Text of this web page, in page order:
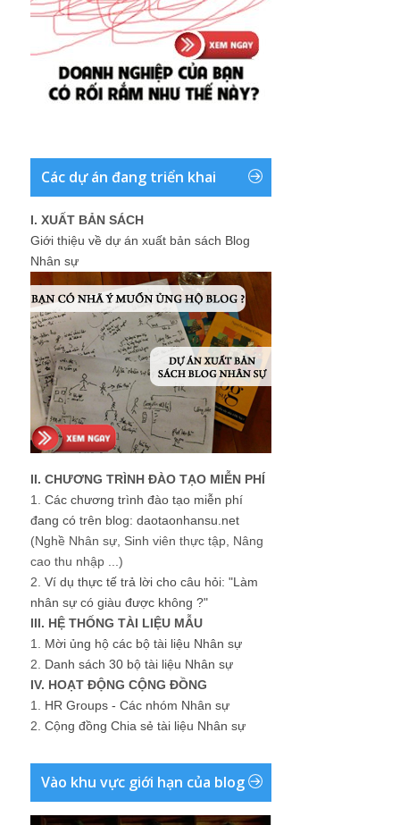
Các dự án đang triển khai
I. XUẤT BẢN SÁCH
Giới thiệu về dự án xuất bản sách Blog
Nhân sự
II. CHƯƠNG TRÌNH ĐÀO TẠO MIỄN PHÍ
1. Các chương trình đào tạo miễn phí
đang có trên blog: daotaonhansu.net
(Nghề Nhân sự, Sinh viên thực tập, Nâng
cao thu nhập ...)
2. Ví dụ thực tế trả lời cho câu hỏi: "Làm
nhân sự có giàu được không ?"
III. HỆ THỐNG TÀI LIỆU MẪU
1. Mời ủng hộ các bộ tài liệu Nhân sự
2. Danh sách 30 bộ tài liệu Nhân sự
IV. HOẠT ĐỘNG CỘNG ĐỒNG
1. HR Groups - Các nhóm Nhân sự
2. Cộng đồng Chia sẻ tài liệu Nhân sự
Vào khu vực giới hạn của blog